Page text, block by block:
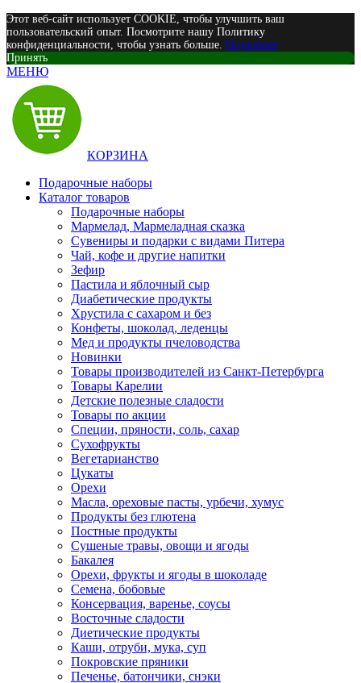
Этот веб-сайт использует COOKIE, чтобы улучшить ваш
пользовательский опыт. Посмотрите нашу Политику
конфиденциальности, чтобы узнать больше. Подробнее
Принять
МЕНЮ
КОРЗИНА
Подарочные наборы
Каталог товаров
Подарочные наборы
Мармелад, Мармеладная сказка
Сувениры и подарки с видами Питера
Чай, кофе и другие напитки
Зефир
Пастила и яблочный сыр
Диабетические продукты
Хрустила с сахаром и без
Конфеты, шоколад, леденцы
Мед и продукты пчеловодства
Новинки
Товары производителей из Санкт-Петербурга
Товары Карелии
Детские полезные сладости
Товары по акции
Специи, пряности, соль, сахар
Сухофрукты
Вегетарианство
Цукаты
Орехи
Масла, ореховые пасты, урбечи, хумус
Продукты без глютена
Постные продукты
Сушеные травы, овощи и ягоды
Бакалея
Орехи, фрукты и ягоды в шоколаде
Семена, бобовые
Консервация, варенье, соусы
Восточные сладости
Диетические продукты
Каши, отруби, мука, суп
Покровские пряники
Печенье, батончики, снэки